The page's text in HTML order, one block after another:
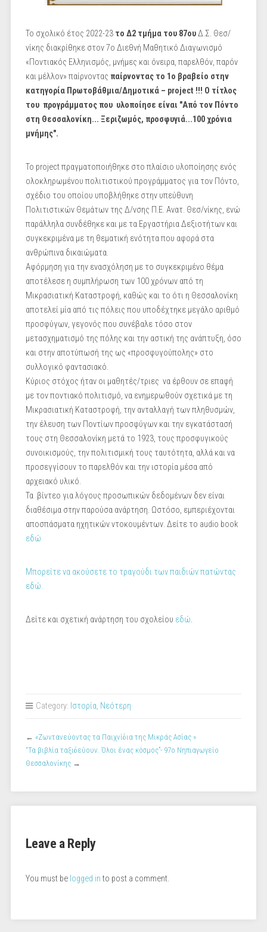
Το σχολικό έτος 2022-23 το Δ2 τμήμα του 87ουΔ.Σ. Θεσ/
νίκης διακρίθηκε στον 7ο Διεθνή Μαθητικό Διαγωνισμό
«Ποντιακός Ελληνισμός, μνήμες και όνειρα, παρελθόν, παρόν
και μέλλον» παίρνοντας παίρνοντας το 1ο βραβείο στην
κατηγορία Πρωτοβάθμια/Δημοτικά – project !!! Ο τίτλος
του προγράμματος που υλοποίησε είναι "Από τον Πόντο
στη Θεσσαλονίκη... Ξεριζωμός, προσφυγιά...100 χρόνια
μνήμης".
Το project πραγματοποιήθηκε στο πλαίσιο υλοποίησης ενός
ολοκληρωμένου πολιτιστικού προγράμματος για τον Πόντο,
σχέδιο του οποίου υποβλήθηκε στην υπεύθυνη
Πολιτιστικών Θεμάτων της Δ/νσης Π.Ε. Ανατ. Θεσ/νίκης, ενώ
παράλληλα συνδέθηκε και με τα Εργαστήρια Δεξιοτήτων και
συγκεκριμένα με τη θεματική ενότητα που αφορά στα
ανθρώπινα δικαιώματα.
Αφόρμηση για την ενασχόληση με το συγκεκριμένο θέμα
αποτέλεσε η συμπλήρωση των 100 χρόνων από τη
Μικρασιατική Καταστροφή, καθώς και το ότι η Θεσσαλονίκη
αποτελεί μία από τις πόλεις που υποδέχτηκε μεγάλο αριθμό
προσφύγων, γεγονός που συνέβαλε τόσο στον
μετασχηματισμό της πόλης και την αστική της ανάπτυξη, όσο
και στην αποτύπωσή της ως «προσφυγούπολης» στο
συλλογικό φαντασιακό.
Κύριος στόχος ήταν οι μαθητές/τριες να έρθουν σε επαφή
με τον ποντιακό πολιτισμό, να ενημερωθούν σχετικά με τη
Μικρασιατική Καταστροφή, την ανταλλαγή των πληθυσμών,
την έλευση των Ποντίων προσφύγων και την εγκατάστασή
τους στη Θεσσαλονίκη μετά το 1923, τους προσφυγικούς
συνοικισμούς, την πολιτισμική τους ταυτότητα, αλλά και να
προσεγγίσουν το παρελθόν και την ιστορία μέσα από
αρχειακό υλικό.
Τα βίντεο για λόγους προσωπικών δεδομένων δεν είναι
διαθέσιμα στην παρούσα ανάρτηση. Ωστόσο, εμπεριέχονται
αποσπάσματα ηχητικών ντοκουμέντων. Δείτε το audio book
εδώ
Μπορείτε να ακούσετε το τραγούδι των παιδιών πατώντας
εδώ.
Δείτε και σχετική ανάρτηση του σχολείου εδώ.
Category: Iστορία, Νεότερη
← «Ζωντανεύοντας τα Παιχνίδια της Μικράς Ασίας »
“Τα βιβλία ταξιδεύουν. Όλοι ένας κόσμος”- 97ο Νηπιαγωγείο
Θεσσαλονίκης→
Leave a Reply
You must be logged in to post a comment.